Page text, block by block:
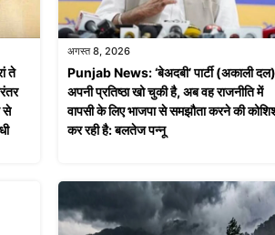
ते
से
अगस्त 8, 2026
Punjab News: ‘बेअदबी’ पार्टी (अकाली दल)
अपनी प्रतिष्ठा खो चुकी है, अब वह राजनीति में
वापसी के लिए भाजपा से समझौता करने की
कर रही है: बलतेज पन्नू